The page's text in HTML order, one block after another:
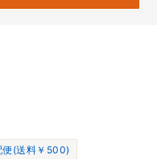
便(送料￥500)